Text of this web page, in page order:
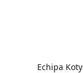
Echipa